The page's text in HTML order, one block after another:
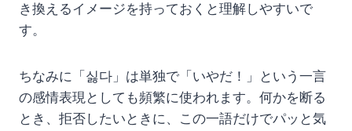
き換えるイメージを持っておくと理解しやすいで
す。
ちなみに「싫다」は単独で「いやだ！」という一言
の感情表現としても頻繁に使われます。何かを断る
とき、拒否したいときに、この一語だけでパッと気